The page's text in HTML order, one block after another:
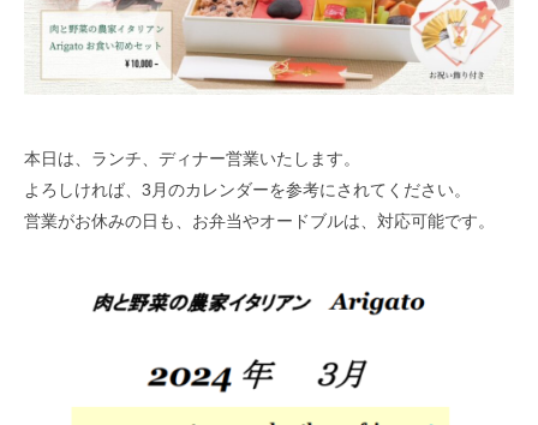
本日は、ランチ、ディナー営業いたします。
よろしければ、3月のカレンダーを参考にされてください。
営業がお休みの日も、お弁当やオードブルは、対応可能です。